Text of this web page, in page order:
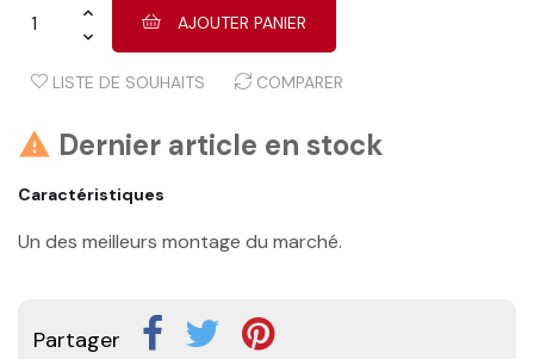
AJOUTER PANIER
LISTE DE SOUHAITS COMPARER
 Dernier article en stock
Caractéristiques
Un des meilleurs montage du marché.
Partager